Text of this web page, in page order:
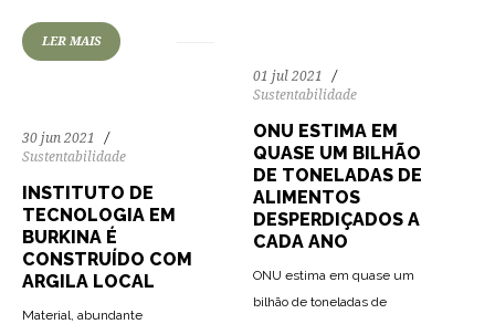
LER MAIS
01 jul 2021
Sustentabilidade
ONU ESTIMA EM
QUASE UM BILHÃO
DE TONELADAS DE
ALIMENTOS
DESPERDIÇADOS A
CADA ANO
ONU estima em quase um
bilhão de toneladas de
30 jun 2021
Sustentabilidade
INSTITUTO DE
TECNOLOGIA EM
BURKINA É
CONSTRUÍDO COM
ARGILA LOCAL
Material, abundante